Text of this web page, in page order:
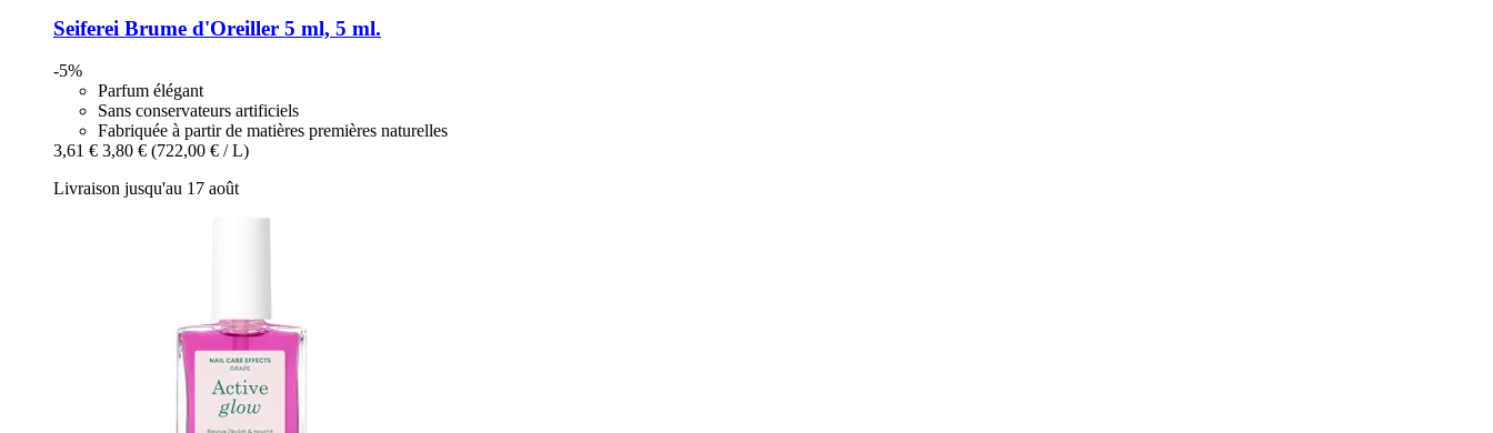
Seiferei Brume d'Oreiller 5 ml, 5 ml.
-5%
Parfum élégant
Sans conservateurs artificiels
Fabriquée à partir de matières premières naturelles
3,61 € 3,80 € (722,00 € / L)
Livraison jusqu'au 17 août